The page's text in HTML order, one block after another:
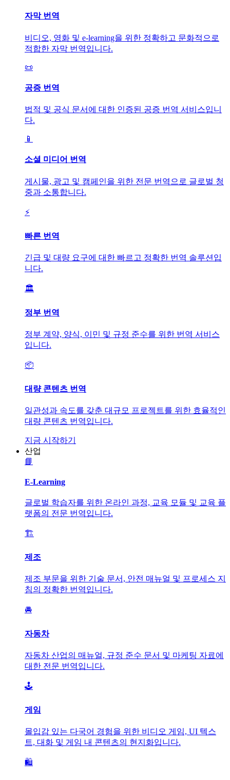
자막 번역
비디오, 영화 및 e-learning을 위한 정확하고 문화적으로
적합한 자막 번역입니다.
📜
공증 번역
법적 및 공식 문서에 대한 인증된 공증 번역 서비스입니
다.
📱
소셜 미디어 번역
게시물, 광고 및 캠페인을 위한 전문 번역으로 글로벌 청
중과 소통합니다.
⚡
빠른 번역
긴급 및 대량 요구에 대한 빠르고 정확한 번역 솔루션입
니다.
🏛️
정부 번역
정부 계약, 양식, 이민 및 규정 준수를 위한 번역 서비스
입니다.
📦
대량 콘텐츠 번역
일관성과 속도를 갖춘 대규모 프로젝트를 위한 효율적인
대량 콘텐츠 번역입니다.
지금 시작하기
산업
📘
E-Learning
글로벌 학습자를 위한 온라인 과정, 교육 모듈 및 교육 플
랫폼의 전문 번역입니다.
🏗️
제조
제조 부문을 위한 기술 문서, 안전 매뉴얼 및 프로세스 지
침의 정확한 번역입니다.
🚘
자동차
자동차 산업의 매뉴얼, 규정 준수 문서 및 마케팅 자료에
대한 전문 번역입니다.
🕹️
게임
몰입감 있는 다국어 경험을 위한 비디오 게임, UI 텍스
트, 대화 및 게임 내 콘텐츠의 현지화입니다.
🛍️